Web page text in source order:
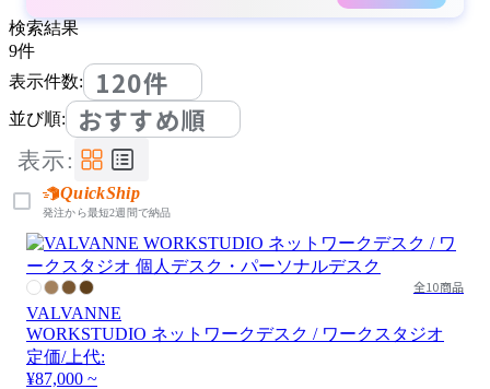
検索結果
9件
表示件数:
120件
並び順: おすすめ順
表示:
QuickShip
発注から最短2週間で納品
全10商品
VALVANNE
WORKSTUDIO ネットワークデスク / ワークスタジオ
定価/上代:
¥87,000 ~